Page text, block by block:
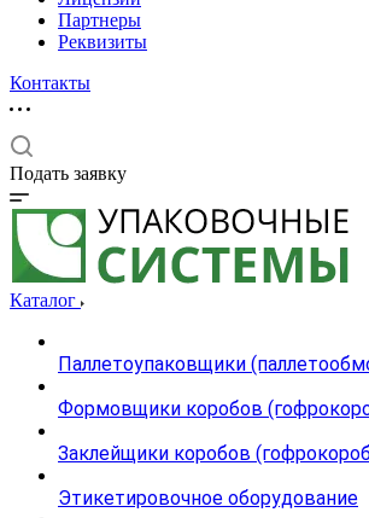
Партнеры
Реквизиты
Контакты
Подать заявку
Каталог
Паллетоупаковщики
Формовщики коробов
Заклейщики коробов
Этикетировочное оборудование